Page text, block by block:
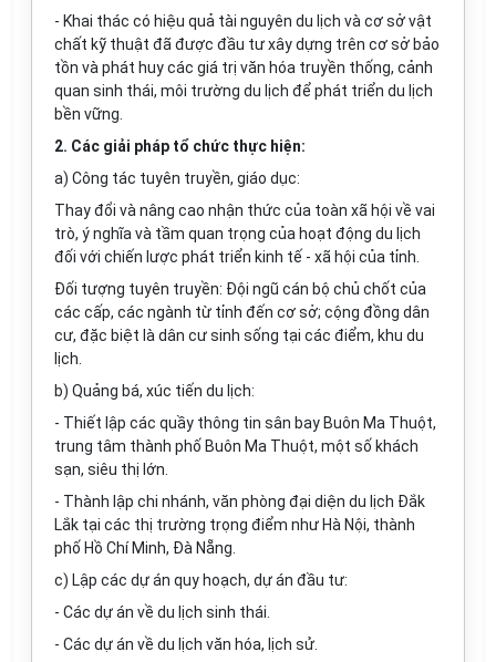
- Khai thác có hiệu quả tài nguyên du lịch và cơ sở vật
chất kỹ thuật đã được đầu tư xây dựng trên cơ sở bảo
tồn và phát huy các giá trị văn hóa truyền thống, cảnh
quan sinh thái, môi trường du lịch để phát triển du lịch
bền vững.
2. Các giải pháp tổ chức thực hiện:
a) Công tác tuyên truyền, giáo dục:
Thayđổi và nâng cao nhận thức của toàn xã hội về vai
trò, ý nghĩa và tầm quan trọng của hoạt động du lịch
đối với chiến lược phát triển kinh tế - xã hội của tỉnh.
Đối tượng tuyên truyền: Đội ngũ cán bộ chủ chốt của
các cấp, các ngành từ tỉnh đến cơ sở; cộng đồng dân
cư, đặc biệt là dân cư sinh sống tại các điểm, khu du
lịch.
b) Quảng bá, xúc tiến du lịch:
- Thiết lập các quầy thông tin sân bay Buôn Ma Thuột,
trung tâm thành phố Buôn Ma Thuột, một số khách
sạn, siêu thị lớn.
- Thành lập chi nhánh, văn phòng đại diện du lịch Đắk
Lắk tại các thị trường trọng điểm như Hà Nội, thành
phố Hồ Chí Minh, Đà Nẵng.
c) Lập các dự án quy hoạch, dự án đầu tư:
- Các dự án về du lịch sinh thái.
- Các dự án về du lịch văn hóa, lịch sử.